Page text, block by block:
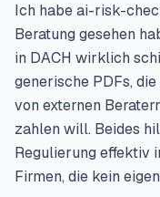
Ich habe ai-risk-
Beratung gesehen
in DACH wirklich
generische PDFs,
von externen
zahlen will. Beides
Regulierung effektiv
Firmen, die kein